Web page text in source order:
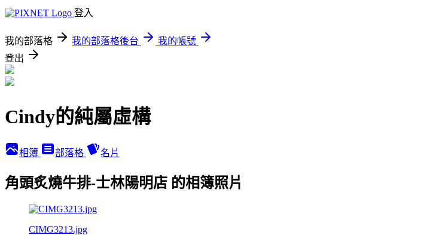
登入
我的部落格 我的部落格後台
我的帳號
登出
Cindy的純屬虛構
相簿 部落格 名片
角頭炙燒牛排-士林陽明店 的相簿照片
CIMG3213.jpg